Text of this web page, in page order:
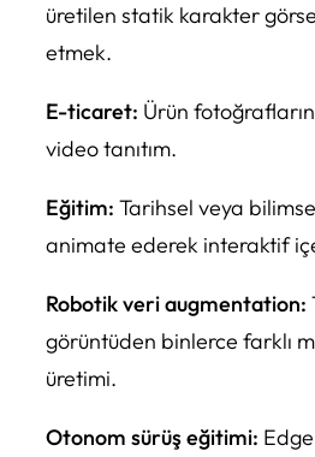
üretilen statik karakter
etmek.
E-ticaret: Ürün
video tanıtım.
Eğitim: Tarihsel veya
animate ederek interaktif
Robotik veri augmentation:
görüntüden binlerce farklı
üretimi.
Otonom sürüş eğitimi: